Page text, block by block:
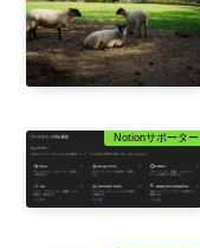
Notionサポーター